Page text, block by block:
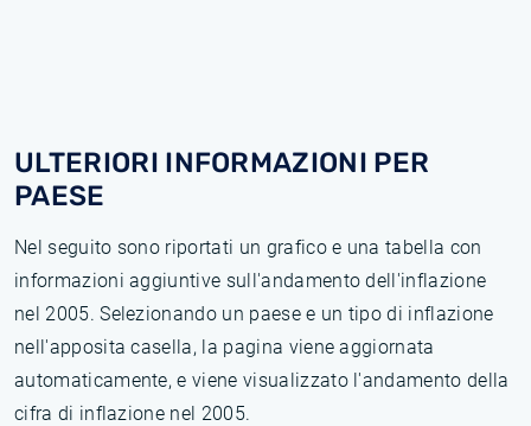
ULTERIORI INFORMAZIONI PER
PAESE
Nel seguito sono riportati un grafico e una tabella con
informazioni aggiuntive sull'andamento dell'inflazione
nel 2005. Selezionando un paese e un tipo di inflazione
nell'apposita casella, la pagina viene aggiornata
automaticamente, e viene visualizzato l'andamento della
cifra di inflazione nel 2005.